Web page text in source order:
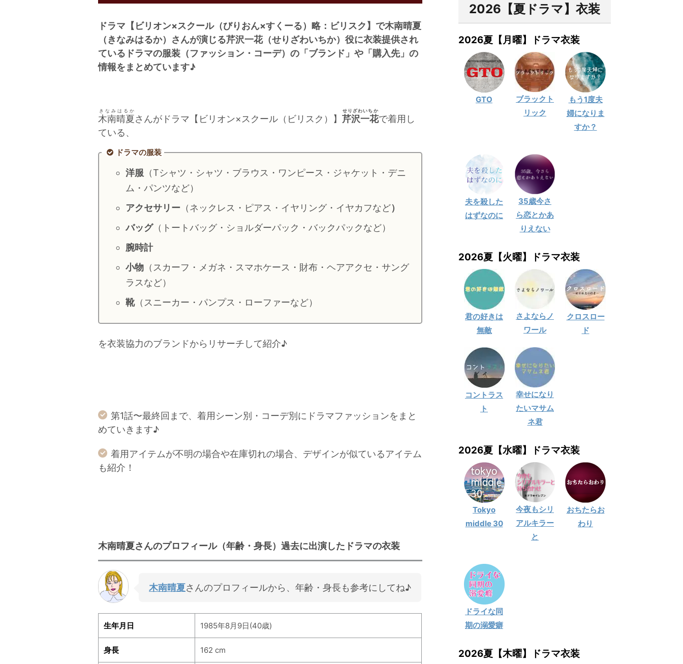
ドラマ【ビリオン×スクール（びりおん×すくーる）略：ビリスク】で木南晴夏
（きなみはるか）さんが演じる芹沢一花（せりざわいちか）役に衣装提供され
ているドラマの服装（ファッション・コーデ）の「ブランド」や「購入先」の
情報をまとめています♪
木南晴夏
きなみはるか
さんがドラマ【ビリオン×スクール（ビリスク）】 芹沢一花
せりざわいちか
で着用し
ている、
ドラマの服装
洋服 （Tシャツ・シャツ・ブラウス・ワンピース・ジャケット・デニ
ム・パンツなど）
アクセサリー （ネックレス・ピアス・イヤリング・イヤカフなど）
バッグ（トートバッグ・ショルダーパック・バックパックなど）
腕時計
小物 （スカーフ・メガネ・スマホケース・財布・ヘアアクセ・サング
ラスなど）
靴（スニーカー・パンプス・ローファーなど）
を衣装協力のブランドからリサーチして紹介♪
第1話〜最終回まで、着用シーン別・コーデ別にドラマファッションをまと
めていきます♪
着用アイテムが不明の場合や在庫切れの場合、デザインが似ているアイテム
も紹介！
木南晴夏さんのプロフィール（年齢・身長）過去に出演したドラマの衣装
木南晴夏さんのプロフィールから、年齢・身長も参考にしてね♪
生年月日 1985年8月9日(40歳)
身長 162 cm
2026【夏ドラマ】衣装
2026夏【月曜】ドラマ衣装
GTO
ブラックト
リック
もう1度夫
婦になりま
すか？
夫を殺した
はずなのに
35歳今さ
ら恋とかあ
りえない
2026夏【火曜】ドラマ衣装
君の好きは
無敵
さよならノ
ワール
クロスロー
ド
コントラス
ト
幸せになり
たいマサム
ネ君
2026夏【水曜】ドラマ衣装
Tokyo
middle 30
今夜もシリ
アルキラー
と
おちたらお
わり
ドライな同
期の溺愛癖
2026夏【木曜】ドラマ衣装